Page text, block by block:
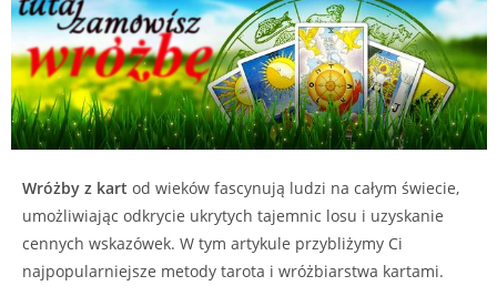
Wróżby z kart od wieków fascynują ludzi na całym świecie,
umożliwiając odkrycie ukrytych tajemnic losu i uzyskanie
cennych wskazówek. W tym artykule przybliżymy Ci
najpopularniejsze metody tarota i wróżbiarstwa kartami.